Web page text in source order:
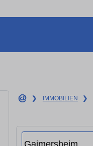
❯ IMMOBILIEN ❯